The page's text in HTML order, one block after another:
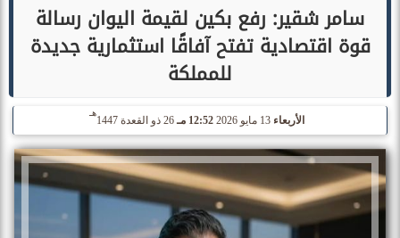
سامر شقير: رفع بكين لقيمة اليوان رسالة
قوة اقتصادية تفتح آفاقًا استثمارية جديدة
للمملكة
الأربعاء 13 مايو 2026 12:52 مـ 26 ذو القعدة 1447
هـ